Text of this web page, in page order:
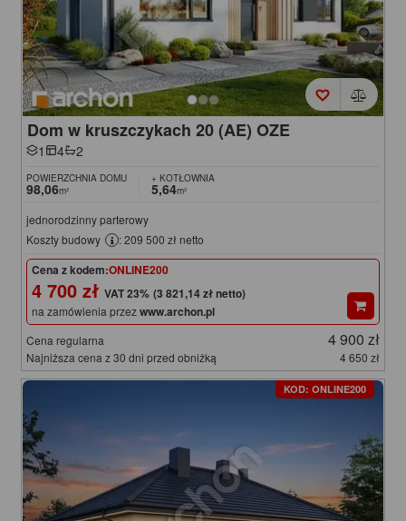
Dom w kruszczykach 20 (AE) OZE
1 4 2
POWIERZCHNIA DOMU
98,06m²
+ KOTŁOWNIA
5,64m²
jednorodzinny parterowy
Koszty budowy
: 209 500 zł netto
Cena z kodem:ONLINE200
4 700 zł (3 821,14 zł netto)
na zamówienia przezwww.archon.pl
Cena regularna 4 900 zł
Najniższa cena z 30 dni przed obniżką 4 650 zł
KOD: ONLINE200